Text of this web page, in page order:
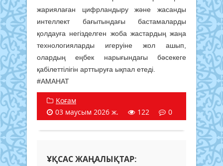
жариялаған цифрландыру және жасанды
интеллект бағытындағы бастамаларды
қолдауға негізделген жоба жастардың жаңа
технологияларды игеруіне жол ашып,
олардың еңбек нарығындағы бәсекеге
қабілеттілігін арттыруға ықпал етеді.
#АМАНАТ
Қоғам
03 маусым 2026 ж.
122 0
ҰҚСАС ЖАҢАЛЫҚТАР: